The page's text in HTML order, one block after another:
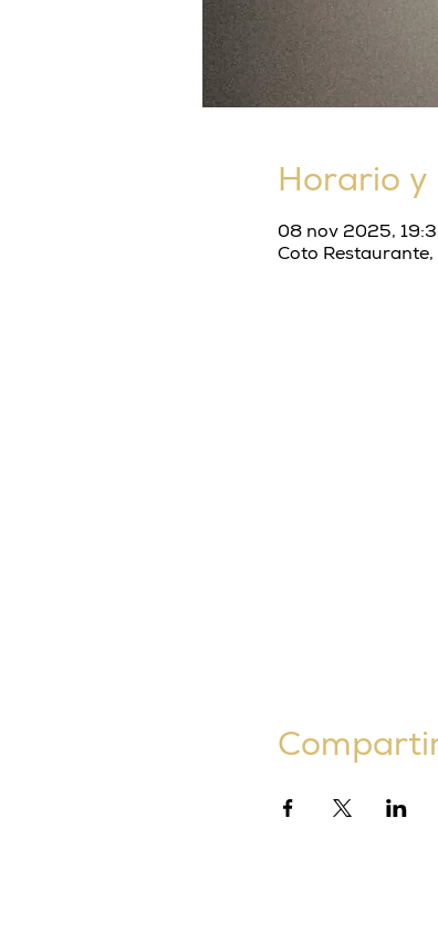
Horario y
08 nov 2025,
Coto